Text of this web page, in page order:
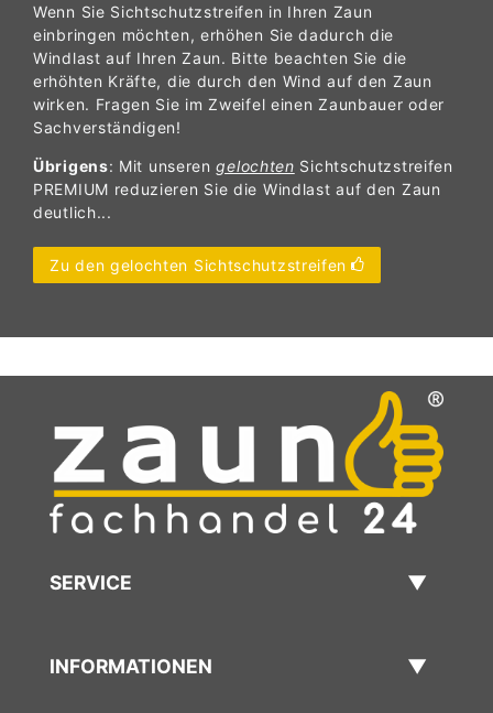
Wenn Sie Sichtschutzstreifen in Ihren Zaun
einbringen möchten, erhöhen Sie dadurch die
Windlast auf Ihren Zaun. Bitte beachten Sie die
erhöhten Kräfte, die durch den Wind auf den Zaun
wirken. Fragen Sie im Zweifel einen Zaunbauer oder
Sachverständigen!
Übrigens: Mit unserengelochten Sichtschutzstreifen
PREMIUM reduzieren Sie die Windlast auf den Zaun
deutlich...
Zu den gelochten Sichtschutzstreifen
SERVICE
INFORMATIONEN